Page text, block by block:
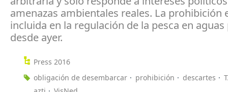
amenazas ambientales reales. La prohibición
incluida en la regulación de la pesca en
desde ayer.
Press 2016
obligación de desembarcar
prohibición descartes